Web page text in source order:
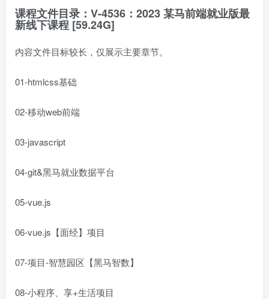
课程文件目录：V-4536：2023 某马前端就业版最
新线下课程 [59.24G]
内容文件目标较长，仅展示主要章节。
01-htmlcss基础
02-移动web前端
03-javascript
04-git&黑马就业数据平台
05-vue.js
06-vue.js【面经】项目
07-项目-智慧园区【黑马智数】
08-小程序、享+生活项目